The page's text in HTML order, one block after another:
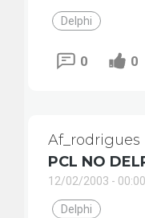
Delphi
0 0
Af_rodrigues
PCL NO
12/02/2003 - 00:00
Delphi